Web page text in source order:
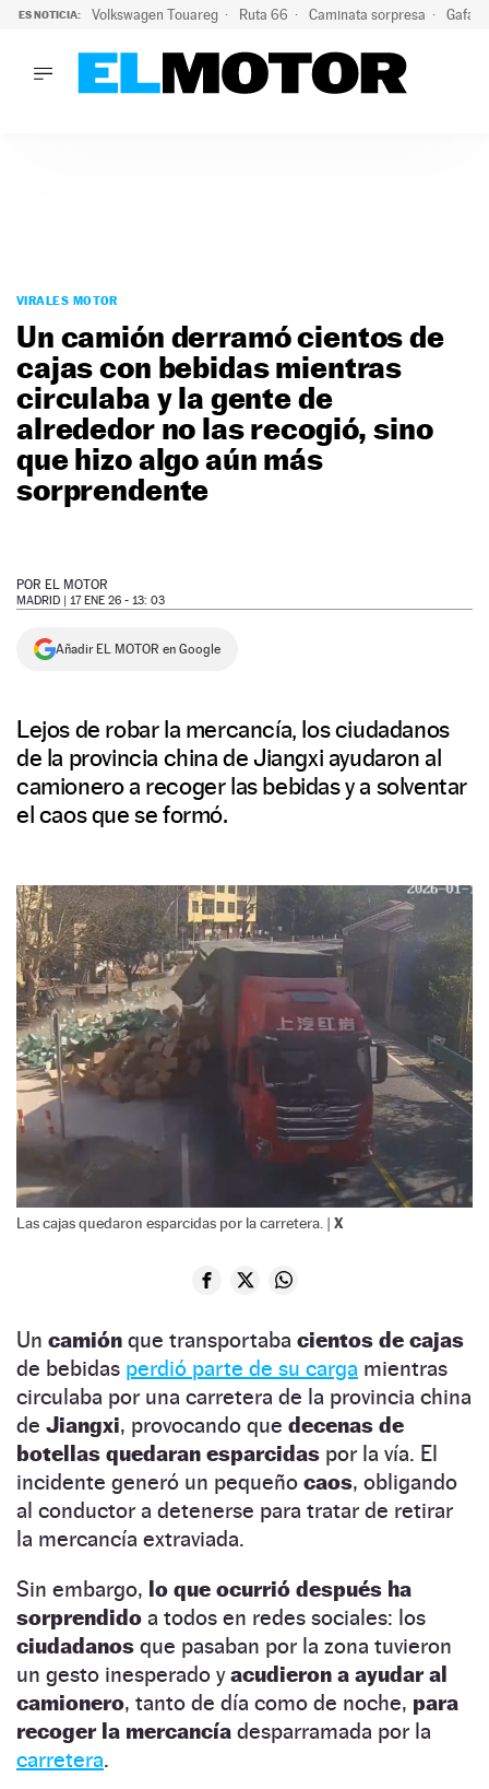
ES NOTICIA: Volkswagen Touareg Ruta 66 Caminata sorpresa Gafas
PODCAST
MOTOS
TECNOLOGÍA
SUPERCOCHES
MOTORTV
SERVICIOS
SÍGUENOS
VIRALES MOTOR
Un camión derramó cientos de
cajas con bebidas mientras
circulaba y la gente de
alrededor no las recogió, sino
que hizo algo aún más
sorprendente
POR EL MOTOR
MADRID | 17 ENE 26 - 13: 03
Añadir EL MOTOR en Google
Lejos de robar la mercancía, los ciudadanos
de la provincia china de Jiangxi ayudaron al
camionero a recoger las bebidas y a solventar
el caos que se formó.
Las cajas quedaron esparcidas por la carretera. | X
Un camión que transportaba cientos de cajas
de bebidas perdió parte de su carga mientras
circulaba por una carretera de la provincia china
de Jiangxi, provocando que decenas de
botellas quedaran esparcidas por la vía. El
incidente generó un pequeño caos, obligando
al conductor a detenerse para tratar de retirar
la mercancía extraviada.
Sin embargo, lo que ocurrió después ha
sorprendido a todos en redes sociales: los
ciudadanos que pasaban por la zona tuvieron
un gesto inesperado yacudieron a ayudar al
camionero, tanto de día como de noche, para
recoger la mercancía desparramada por la
carretera.